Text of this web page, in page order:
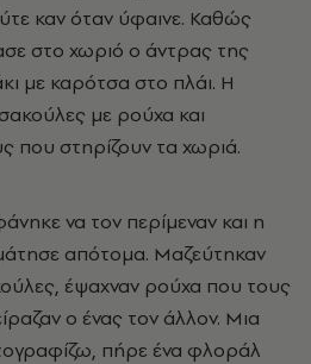
καν όταν ύφαινε. Καθώς
στο χωριό ο άντρας της
με καρότσα στο πλάι. Η
με ρούχα και
που στηρίζουν τα χωριά.
να τον περίμεναν και η
απότομα. Μαζεύτηκαν
έψαχναν ρούχα που τους
ο ένας τον άλλον. Μια
πήρε ένα φλοράλ